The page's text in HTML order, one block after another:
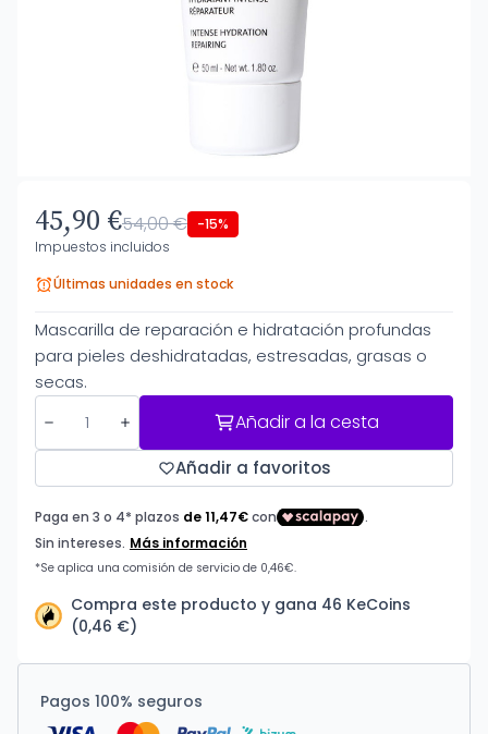
45,90 €54,00 € -15%
Impuestos incluidos
Últimas unidades en stock
Mascarilla de reparación e hidratación profundas
para pieles deshidratadas, estresadas, grasas o
secas.
Añadir a la cesta
Añadir a favoritos
Compra este producto y gana 46 KeCoins
(0,46 €)
Pagos 100% seguros